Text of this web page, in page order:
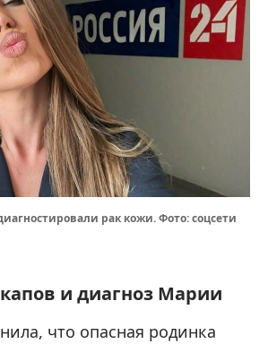
рак кожи. Фото: соцсети
и диагноз Марии
что опасная родинка